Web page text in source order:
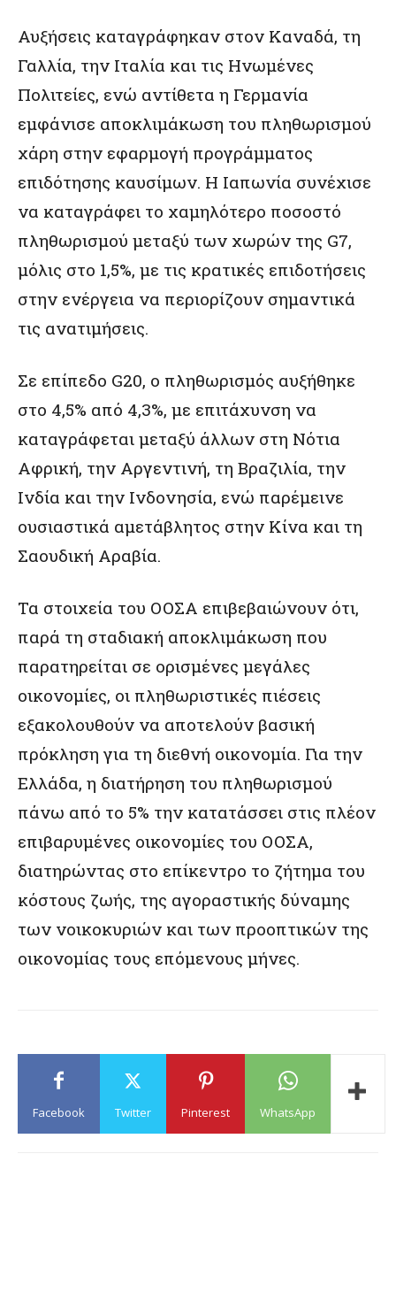
Αυξήσεις καταγράφηκαν στον Καναδά, τη
Γαλλία, την Ιταλία και τις Ηνωμένες
Πολιτείες, ενώ αντίθετα η Γερμανία
εμφάνισε αποκλιμάκωση του πληθωρισμού
χάρη στην εφαρμογή προγράμματος
επιδότησης καυσίμων. Η Ιαπωνία συνέχισε
να καταγράφει το χαμηλότερο ποσοστό
πληθωρισμού μεταξύ των χωρών της G7,
μόλις στο 1,5%, με τις κρατικές επιδοτήσεις
στην ενέργεια να περιορίζουν σημαντικά
τις ανατιμήσεις.
Σε επίπεδο G20, ο πληθωρισμός αυξήθηκε
στο 4,5% από 4,3%, με επιτάχυνση να
καταγράφεται μεταξύ άλλων στη Νότια
Αφρική, την Αργεντινή, τη Βραζιλία, την
Ινδία και την Ινδονησία, ενώ παρέμεινε
ουσιαστικά αμετάβλητος στην Κίνα και τη
Σαουδική Αραβία.
Τα στοιχεία του ΟΟΣΑ επιβεβαιώνουν ότι,
παρά τη σταδιακή αποκλιμάκωση που
παρατηρείται σε ορισμένες μεγάλες
οικονομίες, οι πληθωριστικές πιέσεις
εξακολουθούν να αποτελούν βασική
πρόκληση για τη διεθνή οικονομία. Για την
Ελλάδα, η διατήρηση του πληθωρισμού
πάνω από το 5% την κατατάσσει στις πλέον
επιβαρυμένες οικονομίες του ΟΟΣΑ,
διατηρώντας στο επίκεντρο το ζήτημα του
κόστους ζωής, της αγοραστικής δύναμης
των νοικοκυριών και των προοπτικών της
οικονομίας τους επόμενους μήνες.
Facebook Twitter Pinterest WhatsApp